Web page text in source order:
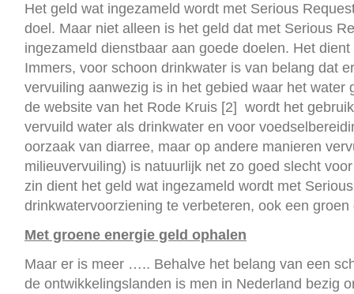
Het geld wat ingezameld wordt met Serious
doel. Maar niet alleen is het geld dat met Serious
ingezameld dienstbaar aan goede doelen. Het dient
Immers, voor schoon drinkwater is van belang dat
vervuiling aanwezig is in het gebied waar het water
de website van het Rode Kruis [2] wordt het
vervuild water als drinkwater en voor
oorzaak van diarree, maar op andere manieren
milieuvervuiling) is natuurlijk net zo goed slecht
zin dient het geld wat ingezameld wordt met
drinkwatervoorziening te verbeteren, ook een groen
Met groene energie geld ophalen
Maar er is meer ….. Behalve het belang van een
de ontwikkelingslanden is men in Nederland bezig